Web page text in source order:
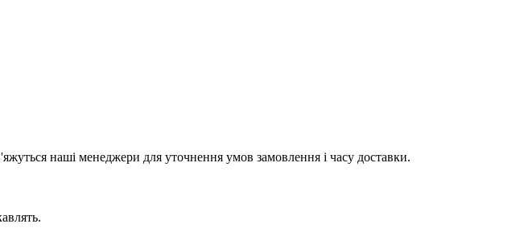
наші менеджери для уточнення умов замовлення і часу доставки.